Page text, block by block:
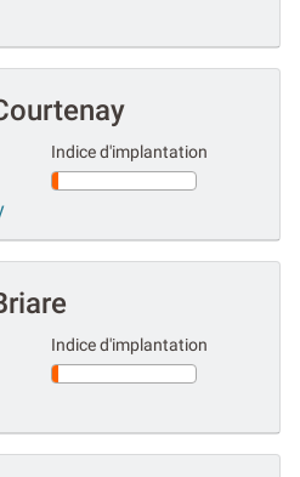
Indice d'implantation
Indice d'implantation